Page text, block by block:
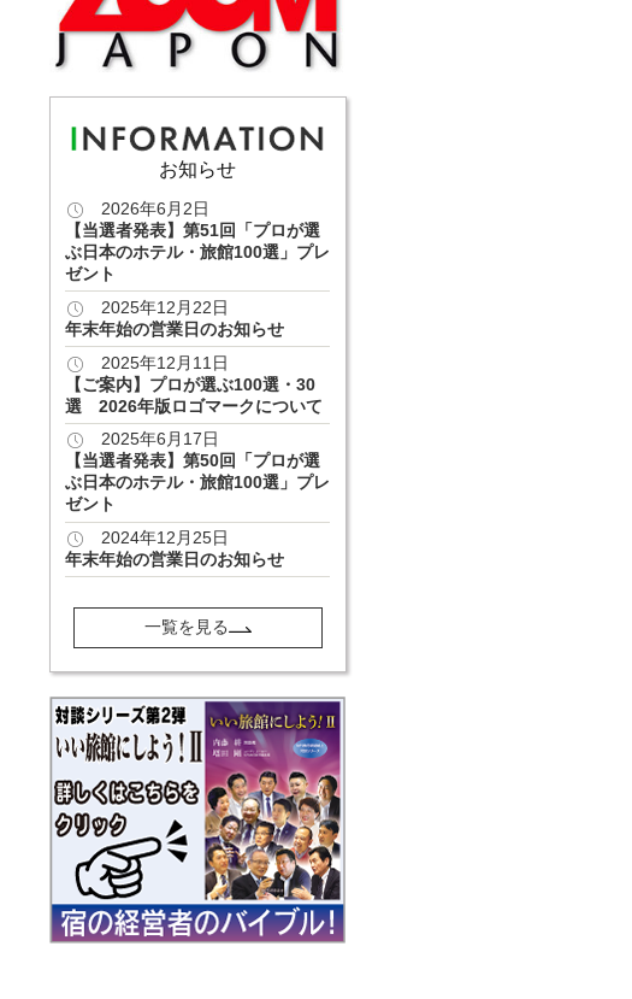
お知らせ
2026年6月2日
【当選者発表】第51回「プロが選
ぶ日本のホテル・旅館100選」プレ
ゼント
2025年12月22日
年末年始の営業日のお知らせ
2025年12月11日
【ご案内】プロが選ぶ100選・30
選 2026年版ロゴマークについて
2025年6月17日
【当選者発表】第50回「プロが選
ぶ日本のホテル・旅館100選」プレ
ゼント
2024年12月25日
年末年始の営業日のお知らせ
一覧を見る